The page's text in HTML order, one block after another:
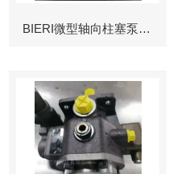
BIERI微型轴向柱塞泵AKP